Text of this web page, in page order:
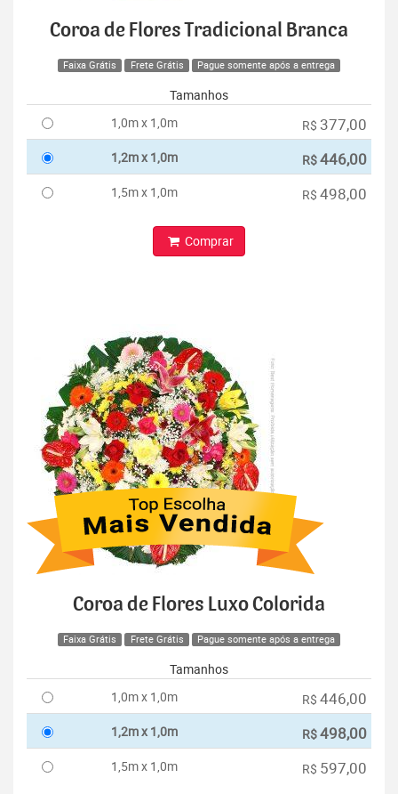
Coroa de Flores Tradicional Branca
Faixa Grátis Frete Grátis Pague somente após a entrega
Tamanhos
1,0m x 1,0m
R$ 377,00
1,2m x 1,0m R$446,00
1,5m x 1,0m R$ 498,00
Comprar
Coroa de Flores Luxo Colorida
Faixa Grátis Frete Grátis Pague somente após a entrega
Tamanhos
1,0m x 1,0m
R$ 446,00
1,2m x 1,0m R$498,00
1,5m x 1,0m R$ 597,00